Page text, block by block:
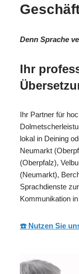
Denn Sprache
Ihr
Ihr Partner für
lokal in Deining
Neumarkt
(Oberpfalz),
(Neumarkt),
Sprachdienste
Kommunikation
☎️ Nutzen Sie